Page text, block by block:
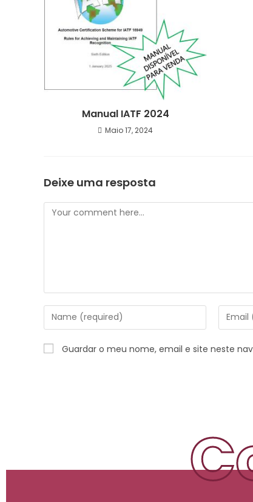
Manual IATF 2024
Maio 17, 2024
Deixe uma resposta
Guardar o meu nome, email e site neste